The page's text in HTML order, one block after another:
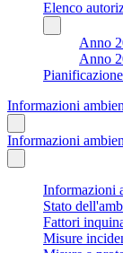
Elenco
Anno
Anno
Informazioni
Informazioni
Informazioni
Stato
Fattori
Misure